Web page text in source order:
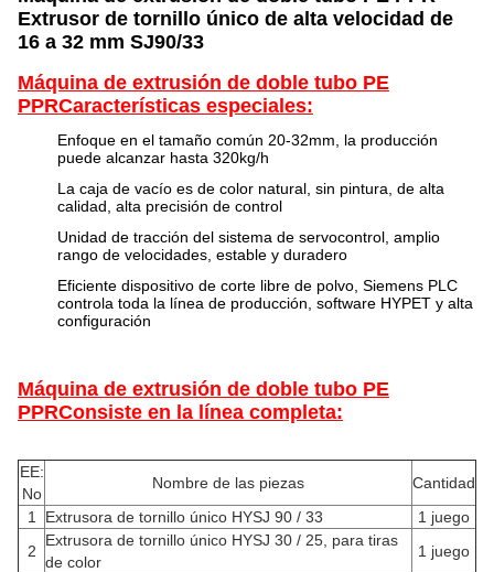
Extrusor de tornillo único de alta velocidad de
16 a 32 mm SJ90/33
Máquina de extrusión de doble tubo PE
PPRCaracterísticas especiales:
Enfoque en el tamaño común 20-32mm, la producción
puede alcanzar hasta 320kg/h
La caja de vacío es de color natural, sin pintura, de alta
calidad, alta precisión de control
Unidad de tracción del sistema de servocontrol, amplio
rango de velocidades, estable y duradero
Eficiente dispositivo de corte libre de polvo, Siemens PLC
controla toda la línea de producción, software HYPET y alta
configuración
Máquina de extrusión de doble tubo PE
PPRConsiste en la línea completa:
EE:
No
Nombre de las piezas
Cantidad
1
Extrusora de tornillo único HYSJ 90 / 33
1 juego
2
Extrusora de tornillo único HYSJ 30 / 25, para tiras
de color
1 juego